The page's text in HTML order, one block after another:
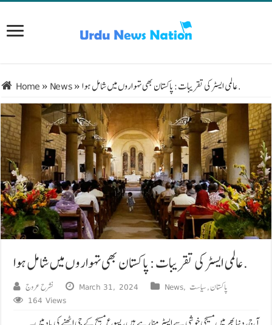
Home » News» عالمی ایسٹر کی تقریبات: پاکستان بھی تہواروں میں شامل ہوا.
عالمی ایسٹر کی تقریبات: پاکستان بھی تہواروں میں شامل ہوا.
نشرح عروج March 31, 2024 News, پاکستان,سیاست
164 Views